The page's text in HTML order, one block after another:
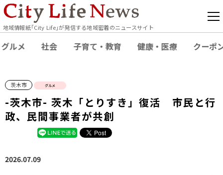
地域情報紙｢City Life｣が発信する地域密着のニュースサイト
グルメ 社会 子育て・教育 健康・医療 クーポ
茨木市 グルメ
-茨木市- 茨木「とりすき」復活 市民と行
政、民間事業者が共創
2026.07.09